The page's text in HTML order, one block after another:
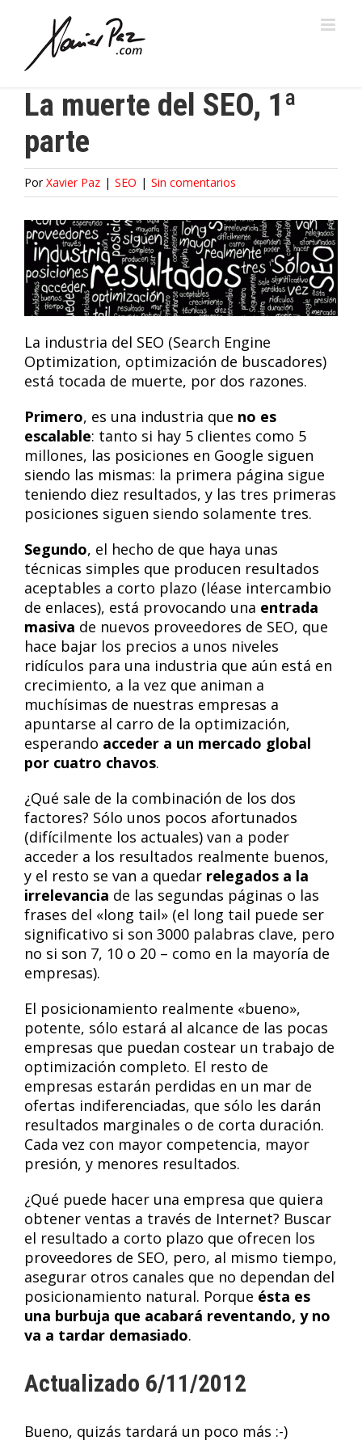
contenido
La muerte del SEO, 1ª
parte
PorXavier Paz | SEO | Sin comentarios
La industria del SEO (Search Engine
Optimization, optimización de buscadores)
está tocada de muerte, por dos razones.
Primero, es una industria que no es
escalable: tanto si hay 5 clientes como 5
millones, las posiciones en Google siguen
siendo las mismas: la primera página sigue
teniendo diez resultados, y las tres primeras
posiciones siguen siendo solamente tres.
Segundo, el hecho de que haya unas
técnicas simples que producen resultados
aceptables a corto plazo (léase intercambio
de enlaces), está provocando una entrada
masiva de nuevos proveedores de SEO, que
hace bajar los precios a unos niveles
ridículos para una industria que aún está en
crecimiento, a la vez que animan a
muchísimas de nuestras empresas a
apuntarse al carro de la optimización,
esperando acceder a un mercado global
por cuatro chavos.
¿Qué sale de la combinación de los dos
factores? Sólo unos pocos afortunados
(difícilmente los actuales) van a poder
acceder a los resultados realmente buenos,
y el resto se van a quedar relegados a la
irrelevancia de las segundas páginas o las
frases del «long tail» (el long tail puede ser
significativo si son 3000 palabras clave, pero
no si son 7, 10 o 20 – como en la mayoría de
empresas).
El posicionamiento realmente «bueno»,
potente, sólo estará al alcance de las pocas
empresas que puedan costear un trabajo de
optimización completo. El resto de
empresas estarán perdidas en un mar de
ofertas indiferenciadas, que sólo les darán
resultados marginales o de corta duración.
Cada vez con mayor competencia, mayor
presión, y menores resultados.
¿Qué puede hacer una empresa que quiera
obtener ventas a través de Internet? Buscar
el resultado a corto plazo que ofrecen los
proveedores de SEO, pero, al mismo tiempo,
asegurar otros canales que no dependan del
posicionamiento natural. Porque ésta es
una burbuja que acabará reventando, y no
va a tardar demasiado.
Actualizado 6/11/2012
Bueno, quizás tardará un poco más :-)